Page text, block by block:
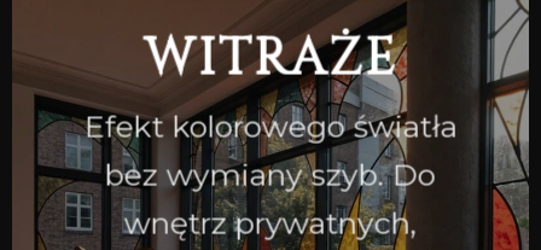
WITRAŻE
Efekt kolorowego światła
bez wymiany szyb. Do
wnętrz prywatnych,